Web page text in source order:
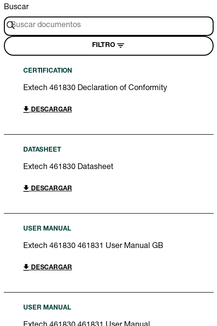
Buscar
FILTRO
CERTIFICATION
Extech 461830 Declaration of Conformity
DESCARGAR
DATASHEET
Extech 461830 Datasheet
DESCARGAR
USER MANUAL
Extech 461830 461831 User Manual GB
DESCARGAR
USER MANUAL